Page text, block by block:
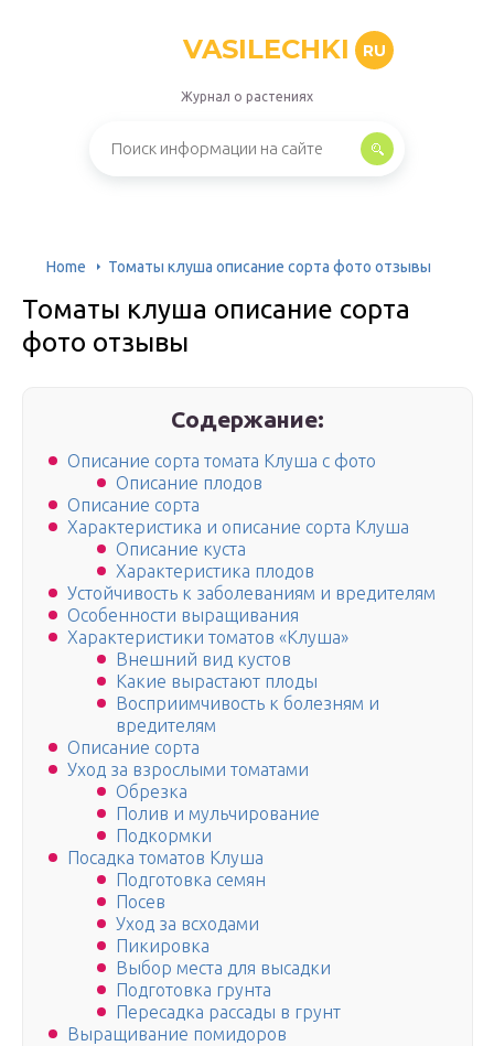
VASILECHKI RU
Журнал о растениях
Home Томаты клуша описание сорта фото отзывы
Томаты клуша описание сорта
фото отзывы
Содержание:
Описание сорта томата Клуша с фото
Описание плодов
Описание сорта
Характеристика и описание сорта Клуша
Описание куста
Характеристика плодов
Устойчивость к заболеваниям и вредителям
Особенности выращивания
Характеристики томатов «Клуша»
Внешний вид кустов
Какие вырастают плоды
Восприимчивость к болезням и
вредителям
Описание сорта
Уход за взрослыми томатами
Обрезка
Полив и мульчирование
Подкормки
Посадка томатов Клуша
Подготовка семян
Посев
Уход за всходами
Пикировка
Выбор места для высадки
Подготовка грунта
Пересадка рассады в грунт
Выращивание помидоров